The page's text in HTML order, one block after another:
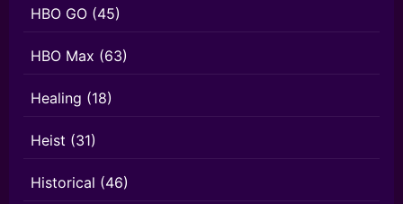
HBO GO (45)
HBO Max (63)
Healing (18)
Heist (31)
Historical (46)